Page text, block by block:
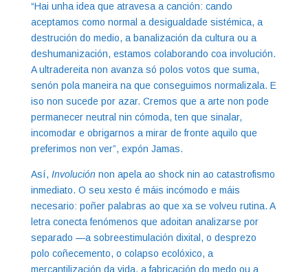
“Hai unha idea que atravesa a canción: cando
aceptamos como normal a desigualdade sistémica, a
destrución do medio, a banalización da cultura ou a
deshumanización, estamos colaborando coa involución.
A ultradereita non avanza só polos votos que suma,
senón pola maneira na que conseguimos normalizala. E
iso non sucede por azar. Cremos que a arte non pode
permanecer neutral nin cómoda, ten que sinalar,
incomodar e obrigarnos a mirar de fronte aquilo que
preferimos non ver”, expón Jamas.
Así, Involuciónnon apela ao shock nin ao catastrofismo
inmediato. O seu xesto é máis incómodo e máis
necesario: poñer palabras ao que xa se volveu rutina. A
letra conecta fenómenos que adoitan analizarse por
separado —a sobreestimulación dixital, o desprezo
polo coñecemento, o colapso ecolóxico, a
mercantilización da vida, a fabricación do medo ou a